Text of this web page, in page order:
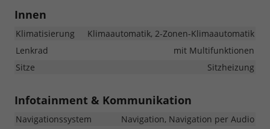
Innen
Klimatisierung
Klimaautomatik, 2-Zonen-Klimaautomatik
Lenkrad
mit Multifunktionen
Sitze
Sitzheizung
Infotainment & Kommunikation
Navigationssystem
Navigation, Navigation per Audio